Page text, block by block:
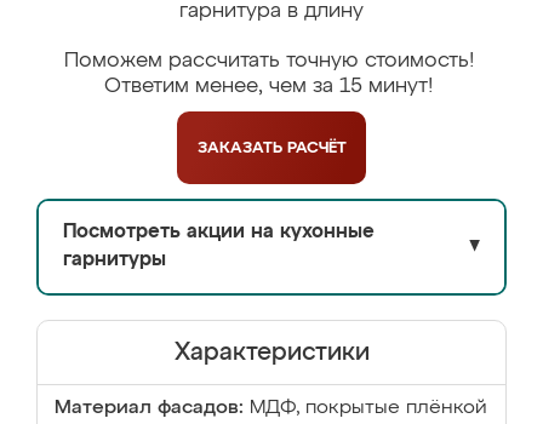
гарнитура в длину
Поможем рассчитать точную стоимость!
Ответим менее, чем за 15 минут!
ЗАКАЗАТЬ РАСЧЁТ
Посмотреть акции на кухонные
гарнитуры
▼
Характеристики
Материал фасадов: МДФ, покрытые плёнкой